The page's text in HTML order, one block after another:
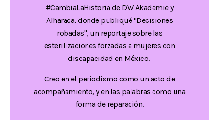
#CambiaLaHistoria de DW Akademie y
Alharaca, donde publiqué "Decisiones
robadas", un reportaje sobre las
esterilizaciones forzadas a mujeres con
discapacidad en México.
Creo en el periodismo como un acto de
acompañamiento, y en las palabras como una
forma de reparación.